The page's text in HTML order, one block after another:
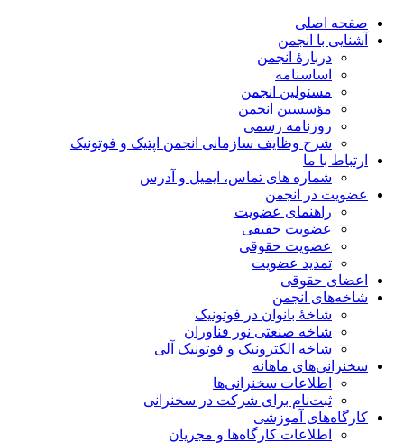
صفحه اصلی
آشنایی با انجمن
دربارۀ انجمن
اساسنامه
مسئولین انجمن
مؤسسین انجمن
روزنامه رسمی
شرح وظایف سازمانی انجمن اپتیک و فوتونیک
ارتباط با ما
شماره های تماس، ایمیل و آدرس
عضویت در انجمن
راهنمای عضویت
عضویت حقیقی
عضویت حقوقی
تمدید عضویت
اعضای حقوقی
شاخه‌های انجمن
شاخۀ بانوان در فوتونیک
شاخه صنعتی نور فناوران
شاخه‌ الکترونیک و فوتونیک آلی
سخنرانی‌های ماهانه
اطلاعات سخنرانی‌‌ها
ثبت‌نام برای شرکت در سخنرانی
کارگاه‌های آموزشی
اطلاعات کارگاه‌ها و مجریان